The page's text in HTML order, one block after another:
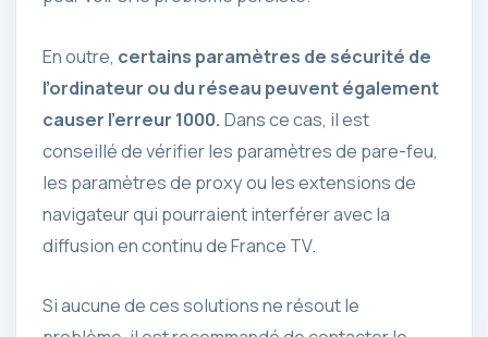
En outre, certains paramètres de sécurité de
l’ordinateur ou du réseau peuvent également
causer l’erreur 1000. Dans ce cas, il est
conseillé de vérifier les paramètres de pare-feu,
les paramètres de proxy ou les extensions de
navigateur qui pourraient interférer avec la
diffusion en continu de France TV.
Si aucune de ces solutions ne résout le